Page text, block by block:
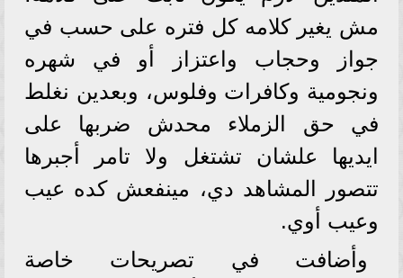
مش يغير كلامه كل فتره على حسب في
جواز وحجاب واعتزاز أو في شهره
ونجومية وكافرات وفلوس، وبعدين نغلط
في حق الزملاء محدش ضربها على
ايديها علشان تشتغل ولا تامر أجبرها
تتصور المشاهد دي، مينفعش كده عيب
وعيب أوي.
وأضافت في تصريحات خاصة